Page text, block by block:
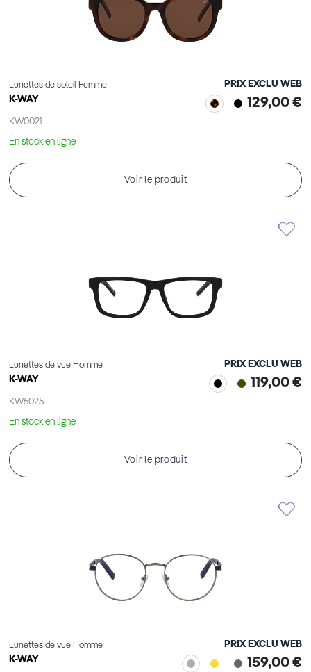
Lunettes de soleil Femme
K-WAY
KW0021
PRIX EXCLU WEB
129,00 €
En stock en ligne
Voir le produit
Lunettes de vue Homme
K-WAY
KW5025
PRIX EXCLU WEB
119,00 €
En stock en ligne
Voir le produit
Lunettes de vue Homme
K-WAY
PRIX EXCLU WEB
159,00 €